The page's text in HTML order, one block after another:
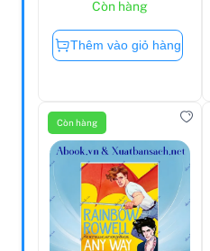
Còn hàng
Thêm vào giỏ hàng
Còn hàng